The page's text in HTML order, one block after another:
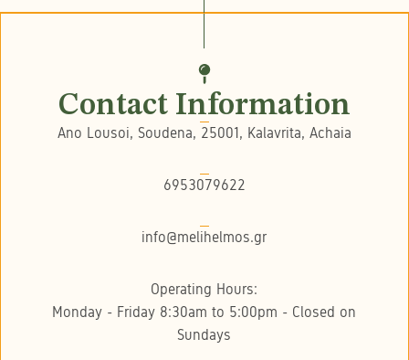
Contact Information
Ano Lousoi, Soudena, 25001, Kalavrita, Achaia
6953079622
info@melihelmos.gr
Operating Hours:
Monday - Friday 8:30am to 5:00pm - Closed on
Sundays